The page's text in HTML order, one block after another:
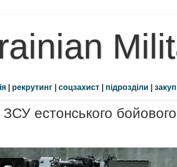
| рекрутинг | соцзахист | підрозділи |
естонського